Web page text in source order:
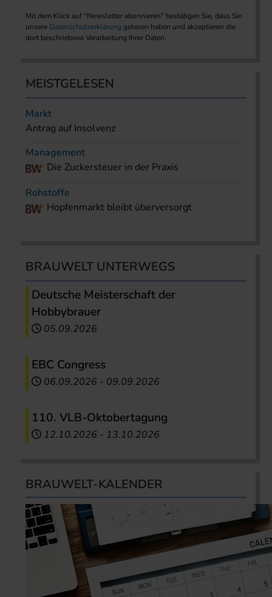
Mit dem Klick auf "Newsletter abonnieren" bestätigen Sie, dass Sie
unsere Datenschutzerklärung gelesen haben und akzeptieren die
dort beschriebene Verarbeitung Ihrer Daten.
MEISTGELESEN
Markt
Antrag auf Insolvenz
Management
Die Zuckersteuer in der Praxis
Rohstoffe
Hopfenmarkt bleibt überversorgt
BRAUWELT UNTERWEGS
Deutsche Meisterschaft der
Hobbybrauer
05.09.2026
EBC Congress
06.09.2026 - 09.09.2026
110. VLB-Oktobertagung
12.10.2026 - 13.10.2026
BRAUWELT-KALENDER